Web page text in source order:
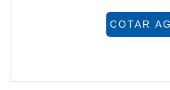
COTAR